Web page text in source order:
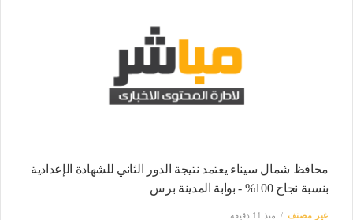
محافظ شمال سيناء يعتمد نتيجة الدور الثاني للشهادة الإعدادية
بنسبة نجاح 100% - بوابة المدينة برس
غير مصنف منذ 11 دقيقة